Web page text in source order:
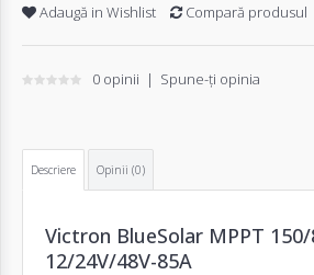
Adaugă in Wishlist Compară produsul
0 opinii | Spune-ţi opinia
Descriere Opinii (0)
Victron BlueSolar MPPT
12/24V/48V-85A